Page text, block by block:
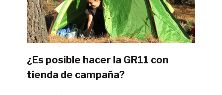
¿Es posible hacer la GR11 con
tienda de campaña?